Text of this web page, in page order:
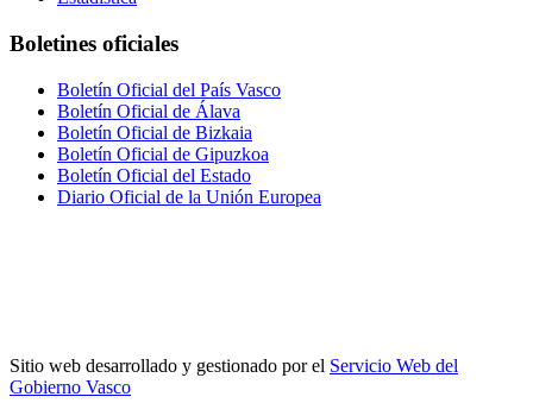
Boletines oficiales
Boletín Oficial del País Vasco
Boletín Oficial de Álava
Boletín Oficial de Bizkaia
Boletín Oficial de Gipuzkoa
Boletín Oficial del Estado
Diario Oficial de la Unión Europea
Sitio web desarrollado y gestionado por el Servicio Web del
Gobierno Vasco